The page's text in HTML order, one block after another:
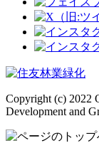
Copyright (c) 2022
Development and